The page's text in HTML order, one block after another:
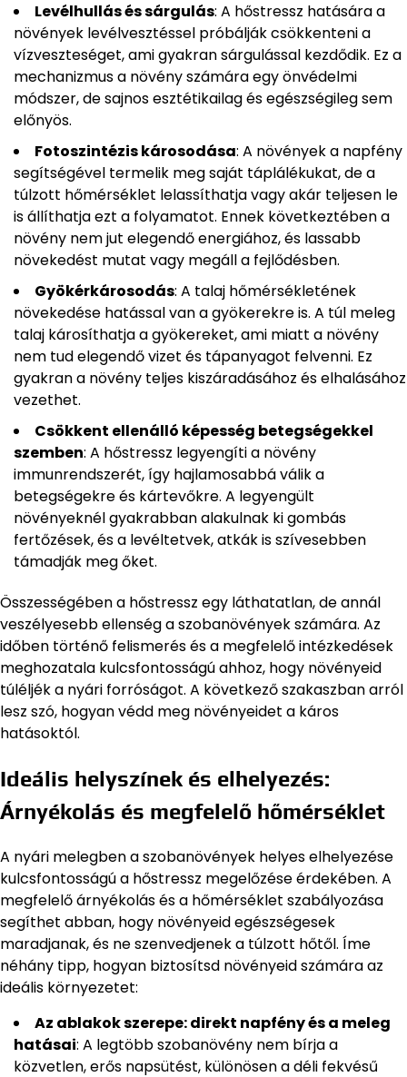
Levélhullás és sárgulás: A hőstressz hatására a
növények levélvesztéssel próbálják csökkenteni a
vízveszteséget, ami gyakran sárgulással kezdődik. Ez a
mechanizmus a növény számára egy önvédelmi
módszer, de sajnos esztétikailag és egészségileg sem
előnyös.
Fotoszintézis károsodása: A növények a napfény
segítségével termelik meg saját táplálékukat, de a
túlzott hőmérséklet lelassíthatja vagy akár teljesen le
is állíthatja ezt a folyamatot. Ennek következtében a
növény nem jut elegendő energiához, és lassabb
növekedést mutat vagy megáll a fejlődésben.
Gyökérkárosodás: A talaj hőmérsékletének
növekedése hatással van a gyökerekre is. A túl meleg
talaj károsíthatja a gyökereket, ami miatt a növény
nem tud elegendő vizet és tápanyagot felvenni. Ez
gyakran a növény teljes kiszáradásához és elhalásához
vezethet.
Csökkent ellenálló képesség betegségekkel
szemben: A hőstressz legyengíti a növény
immunrendszerét, így hajlamosabbá válik a
betegségekre és kártevőkre. A legyengült
növényeknél gyakrabban alakulnak ki gombás
fertőzések, és a levéltetvek, atkák is szívesebben
támadják meg őket.
Összességében a hőstressz egy láthatatlan, de annál
veszélyesebb ellenség a szobanövények számára. Az
időben történő felismerés és a megfelelő intézkedések
meghozatala kulcsfontosságú ahhoz, hogy növényeid
túléljék a nyári forróságot. A következő szakaszban arról
lesz szó, hogyan védd meg növényeidet a káros
hatásoktól.
Ideális helyszínek és elhelyezés:
Árnyékolás és megfelelő hőmérséklet
A nyári melegben a szobanövények helyes elhelyezése
kulcsfontosságú a hőstressz megelőzése érdekében. A
megfelelő árnyékolás és a hőmérséklet szabályozása
segíthet abban, hogy növényeid egészségesek
maradjanak, és ne szenvedjenek a túlzott hőtől. Íme
néhány tipp, hogyan biztosítsd növényeid számára az
ideális környezetet:
Az ablakok szerepe: direkt napfény és a meleg
hatásai: A legtöbb szobanövény nem bírja a
közvetlen, erős napsütést, különösen a déli fekvésű